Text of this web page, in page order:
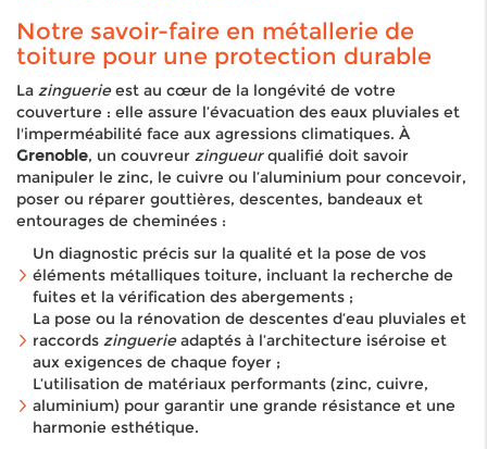
Notre savoir-faire en métallerie de
toiture pour une protection durable
La zinguerieest au cœur de la longévité de votre
couverture : elle assure l’évacuation des eaux pluviales et
l'imperméabilité face aux agressions climatiques. À
Grenoble, un couvreur zingueurqualifié doit savoir
manipuler le zinc, le cuivre ou l’aluminium pour concevoir,
poser ou réparer gouttières, descentes, bandeaux et
entourages de cheminées :
Un diagnostic précis sur la qualité et la pose de vos
éléments métalliques toiture, incluant la recherche de
fuites et la vérification des abergements ;
La pose ou la rénovation de descentes d’eau pluviales et
raccords zinguerieadaptés à l’architecture iséroise et
aux exigences de chaque foyer ;
L’utilisation de matériaux performants (zinc, cuivre,
aluminium) pour garantir une grande résistance et une
harmonie esthétique.